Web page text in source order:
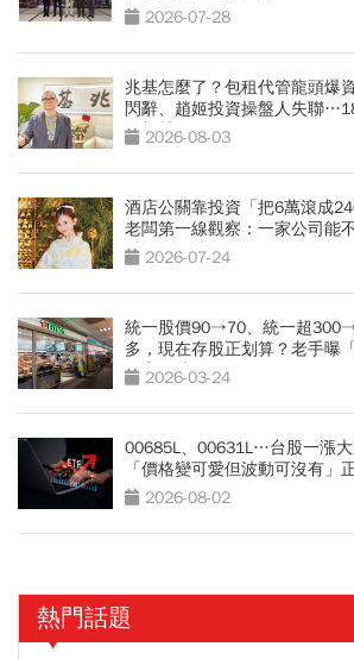
2026-07-28
兆基怎麼了？包租代管龍頭爆
閃辭、趙姬投資操盤人失聯
最新聲明
2026-08-03
酒店公關靠投資「把6萬滾成
老闆第一線觀察：一家公司能
點」2026-07-24
統一股價90→70、統一超
多，現在存股正划算？老手曝
便宜價就衝
2026-03-24
00685L、00631L…台股一漲
「價格變可愛但波動可沒有」
2026-08-02
熱門話題